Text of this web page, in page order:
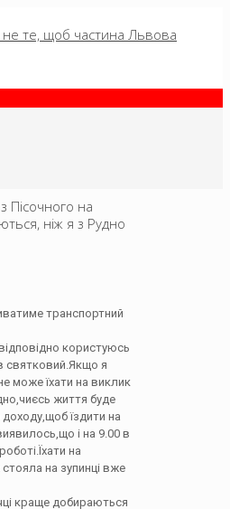
не те, щоб частина Львова
на
ніж я з Рудно
транспортний
користуюсь
святковий.Якщо я
може їхати на виклик
життя буде
їздити на
і на 9.00 в
на
на зупинці вже
краще добираються